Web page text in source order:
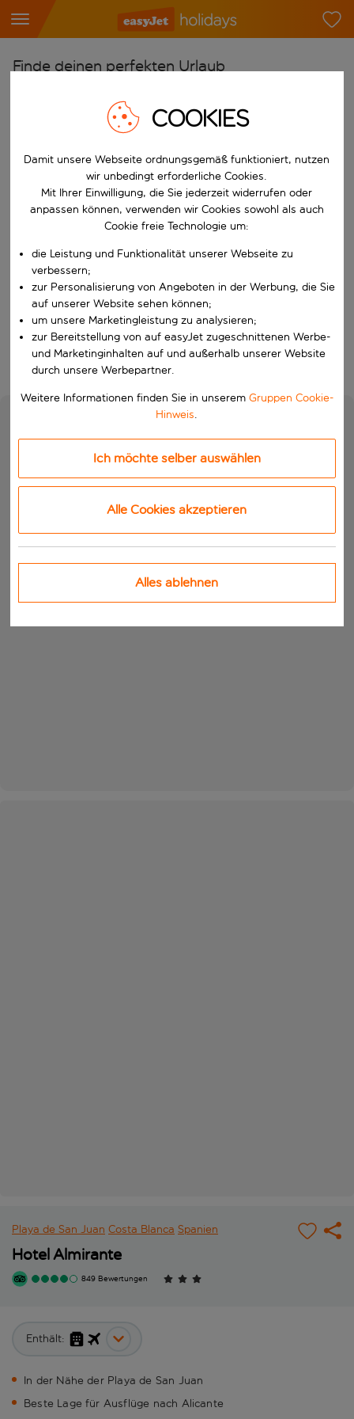
Finde deinen perfekten Urlaub
Flughafen wählen
Beginne mit der Eingabe für die automatische
Reiseziel wählen
Nach
Wähle ein Ab- und Rückflugdatum aus.
Reisezeitraum wählen
Wann
Wer
Suchen
Playa de San Juan Costa Blanca Spanien
Hotel Almirante
849 Bewertungen
Enthält:
In der Nähe der Playa de San Juan
Beste Lage für Ausflüge nach Alicante
COOKIES
Damit unsere Webseite ordnungsgemäß funktioniert, nutzen
wir unbedingt erforderliche Cookies.
Mit Ihrer Einwilligung, die Sie jederzeit widerrufen oder
anpassen können, verwenden wir Cookies sowohl als auch
Cookie freie Technologie um:
die Leistung und Funktionalität unserer Webseite zu
verbessern;
zur Personalisierung von Angeboten in der Werbung, die Sie
auf unserer Website sehen können;
um unsere Marketingleistung zu analysieren;
zur Bereitstellung von auf easyJet zugeschnittenen Werbe-
und Marketinginhalten auf und außerhalb unserer Website
durch unsere Werbepartner.
Weitere Informationen finden Sie in unserem Gruppen Cookie-
Hinweis.
Ich möchte selber auswählen
Alle Cookies akzeptieren
Alles ablehnen